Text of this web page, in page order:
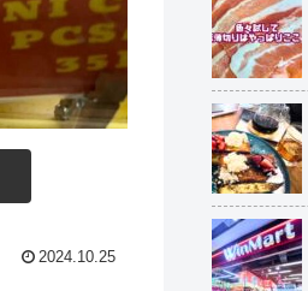
2024.10.25